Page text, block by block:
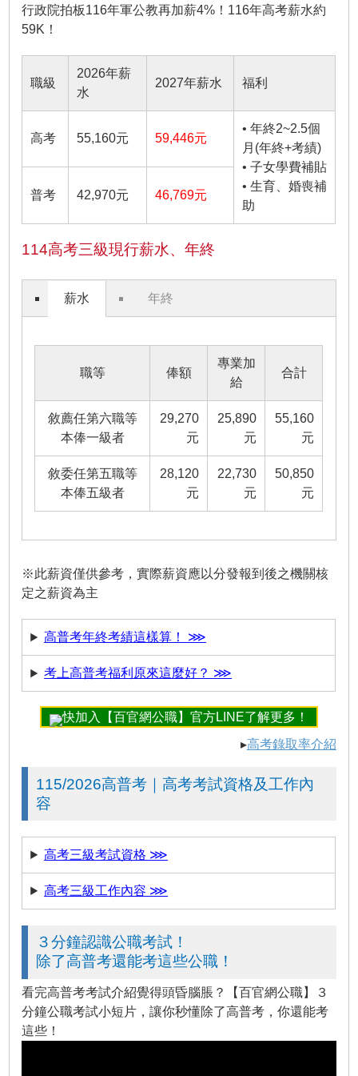
行政院拍板116年軍公教再加薪4%！116年高考薪水約
59K！
職級
2026年薪
水
2027年薪水 福利
高考 55,160元 59,446元
• 年終2~2.5個
月(年終+考績)
• 子女學費補貼
• 生育、婚喪補
助
普考 42,970元 46,769元
114高考三級現行薪水、年終
薪水 年終
職等 俸額
專業加
給
合計
敘薦任第六職等
本俸一級者
29,270
元
25,890
元
55,160
元
敘委任第五職等
本俸五級者
28,120
元
22,730
元
50,850
元
※此薪資僅供參考，實際薪資應以分發報到後之機關核
定之薪資為主
高普考年終考績這樣算！ ⋙
考上高普考福利原來這麼好？ ⋙
快加入【百官網公職】官方LINE了解更多！
▸高考錄取率介紹
115/2026高普考｜高考考試資格及工作內
容
高考三級考試資格 ⋙
高考三級工作內容 ⋙
３分鐘認識公職考試！
除了高普考還能考這些公職！
看完高普考考試介紹覺得頭昏腦脹？【百官網公職】３
分鐘公職考試小短片，讓你秒懂除了高普考，你還能考
這些！